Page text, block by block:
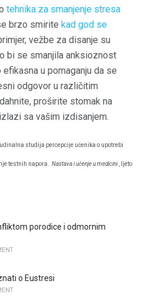
tehnika za smanjenje stresa
brzo smirite kad god se
vežbe za disanje su
bi se smanjila anksioznost
u pomaganju da se
odgovor u različitim
proširite stomak na
sa vašim izdisanjem.
studija percepcije učenika o upotrebi
testnih napora. Nastava i učenje u medicini, ljeto
porodice i odmornim
o Eustresi